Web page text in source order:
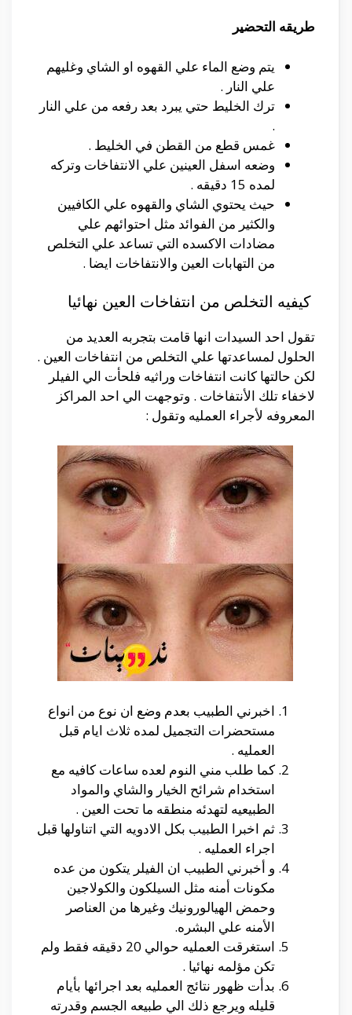
طريقه التحضير
يتم وضع الماء علي القهوه او الشاي وغليهم
علي النار .
ترك الخليط حتي يبرد بعد رفعه من علي النار
.
غمس قطع من القطن في الخليط .
وضعه اسفل العينين علي الانتفاخات وتركه
لمده 15 دقيقه .
حيث يحتوي الشاي والقهوه علي الكافيين
والكثير من الفوائد مثل احتوائهم علي
مضادات الاكسده التي تساعد علي التخلص
من التهابات العين والانتفاخات ايضا .
كيفيه التخلص من انتفاخات العين نهائيا
تقول احد السيدات انها قامت بتجربه العديد من
الحلول لمساعدتها علي التخلص من انتفاخات العين .
لكن حالتها كانت انتفاخات وراثيه فلحأت الي الفيلر
لاخفاء تلك الأنتفاخات . وتوجهت الي احد المراكز
المعروفه لأجراء العمليه وتقول :
اخبرني الطبيب بعدم وضع ان نوع من انواع
مستحضرات التجميل لمده ثلاث ايام قبل
العمليه .
كما طلب مني النوم لعده ساعات كافيه مع
استخدام شرائح الخيار والشاي والمواد
الطبيعيه لتهدئه منطقه ما تحت العين .
ثم اخبرا الطبيب بكل الادويه التي اتناولها قبل
اجراء العمليه .
و أخبرني الطبيب ان الفيلر يتكون من عده
مكونات أمنه مثل السيلكون والكولاجين
وحمض الهيالورونيك وغيرها من العناصر
الأمنه علي البشره.
استغرقت العمليه حوالي 20 دقيقه فقط ولم
تكن مؤلمه نهائيا .
بدأت ظهور نتائج العمليه بعد اجرائها بأيام
قليله ويرجع ذلك الي طبيعه الجسم وقدرته